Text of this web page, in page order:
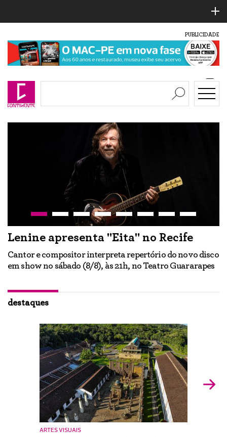
PUBLICIDADE
Lenine apresenta "Eita" no Recife
Cantor e compositor interpreta repertório do novo disco
em show no sábado (8/8), às 21h, no Teatro Guararapes
destaques
ARTES VISUAIS